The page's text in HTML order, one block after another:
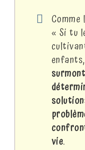
« Si tu
enfants,
vie.